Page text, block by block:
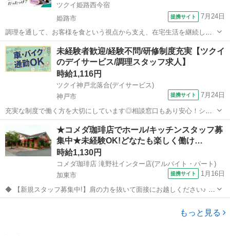
ツクイ姫路西今宿
姫路市
提携サイト 7月24日
調理を通して、お客様を食という視点から支え、在宅生活を継続して
いけるようご家族も含め支援をしていきます。 ※お客様に提供する
食事の調理業務 ※食器洗浄 ※食材の発注など ※提供食事数:26
人分 ※1日の作業人数:2...
兵庫 姫路市 その他
未経験者歓迎/経験不問/研修制度充実【ツクイ
のデイサービス/調理スタッフ求人】
時給1,116円
ツクイ神戸北落合(デイサービス)
神戸市
提携サイト 7月24日
充実な制度で働く方を大切にしています◎相談窓口もあり安心！シフ
ト勤務で働きやすさ抜群の環境です。 ★☆ 働きやすいメリット多数
★☆ ＼＼サービス・職種の魅力／／ 食材の硬さや大きさなど、お客様
の状態に合わせた食事を提供...
その他
★コメダ珈琲店でホール/キッチンスタッフ募
集中★未経験OK!どなたも楽しく働け…
時給1,130円
コメダ珈琲店 滝野社インター店(アルバイト・パート)
加東市
提携サイト 1月16日
◆ 【新規スタッフ募集中!】肩の力を抜いて面接にお越しください♪ ◆
喫茶店/カフェ/ファミレス等の飲食アルバイト経験が活かせるお仕事で
す。 未経験からのチャレンジもOK! 面接は経験より人柄や人間性を重
もっと見る